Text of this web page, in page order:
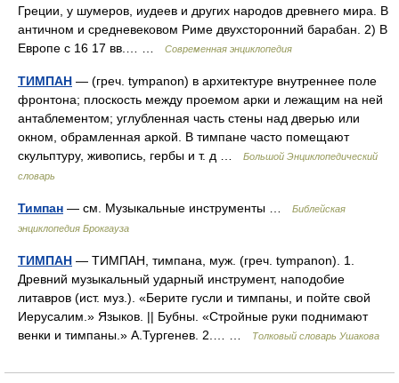
Греции, у шумеров, иудеев и других народов древнего мира. В
античном и средневековом Риме двухсторонний барабан. 2) В
Европе с 16 17 вв.… …
Современная энциклопедия
ТИМПАН — (греч. tympanon) в архитектуре внутреннее поле
фронтона; плоскость между проемом арки и лежащим на ней
антаблементом; углубленная часть стены над дверью или
окном, обрамленная аркой. В тимпане часто помещают
скульптуру, живопись, гербы и т. д …
Большой Энциклопедический
словарь
Тимпан — см. Музыкальные инструменты …
Библейская
энциклопедия Брокгауза
ТИМПАН — ТИМПАН, тимпана, муж. (греч. tympanon). 1.
Древний музыкальный ударный инструмент, наподобие
литавров (ист. муз.). «Берите гусли и тимпаны, и пойте свой
Иерусалим.» Языков. || Бубны. «Стройные руки поднимают
венки и тимпаны.» А.Тургенев. 2.… …
Толковый словарь Ушакова